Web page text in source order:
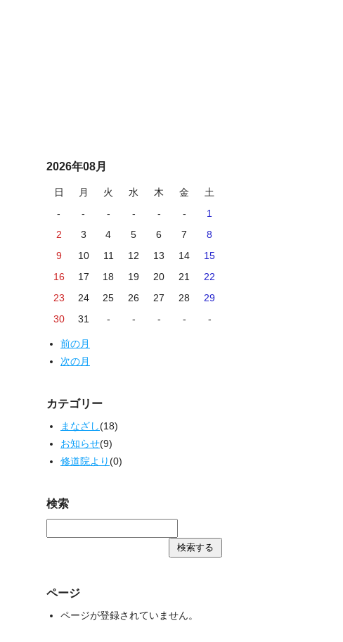
2026年08月
日 月 火 水 木 金
土
-
- - - - -
1
2
3 4 5 6 7
8
9
10 11 12 13 14
15
16
17 18 19 20 21
22
23
24 25 26 27 28
29
30
31 - - - - -
前の月
次の月
カテゴリー
まなざし(18)
お知らせ(9)
修道院より(0)
検索
ページ
ページが登録されていません。